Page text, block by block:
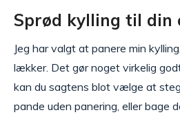
Sprød kylling til din
Jeg har valgt at panere min
lækker. Det gør noget virkelig
kan du sagtens blot vælge at
pande uden panering, eller bage